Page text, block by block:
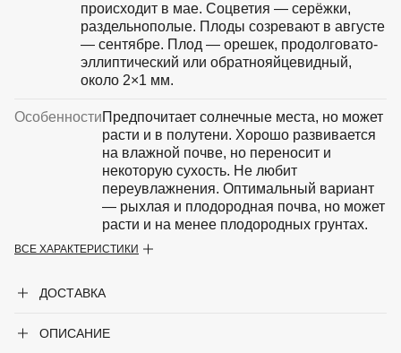
происходит в мае. Соцветия — серёжки,
раздельнополые. Плоды созревают в августе
— сентябре. Плод — орешек, продолговато-
эллиптический или обратнояйцевидный,
около 2×1 мм.
ОсобенностиПредпочитает солнечные места, но может
расти и в полутени. Хорошо развивается
на влажной почве, но переносит и
некоторую сухость. Не любит
переувлажнения. Оптимальный вариант
— рыхлая и плодородная почва, но может
расти и на менее плодородных грунтах.
Род
Форма
ВСЕ ХАРАКТЕРИСТИКИ
ДОСТАВКА
ОПИСАНИЕ